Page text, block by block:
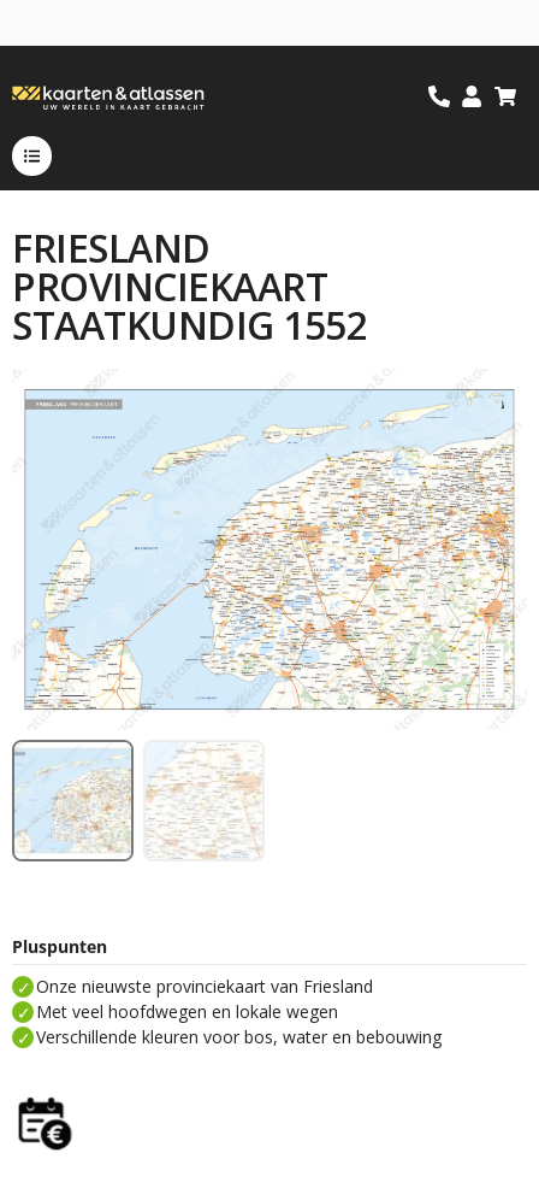
FRIESLAND
PROVINCIEKAART
STAATKUNDIG 1552
Pluspunten
Onze nieuwste provinciekaart van Friesland
Met veel hoofdwegen en lokale wegen
Verschillende kleuren voor bos, water en bebouwing